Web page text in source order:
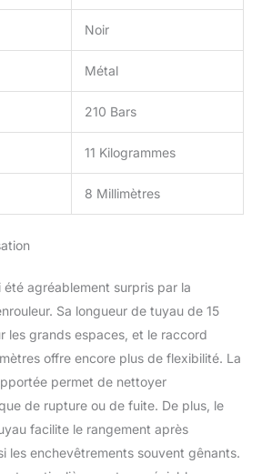
Noir
Métal
210 Bars
11 Kilogrammes
8 Millimètres
été agréablement surpris par la
Sa longueur de tuyau de 15
les grands espaces, et le raccord
offre encore plus de flexibilité. La
permet de nettoyer
de rupture ou de fuite. De plus, le
facilite le rangement après
les enchevêtrements souvent gênants.